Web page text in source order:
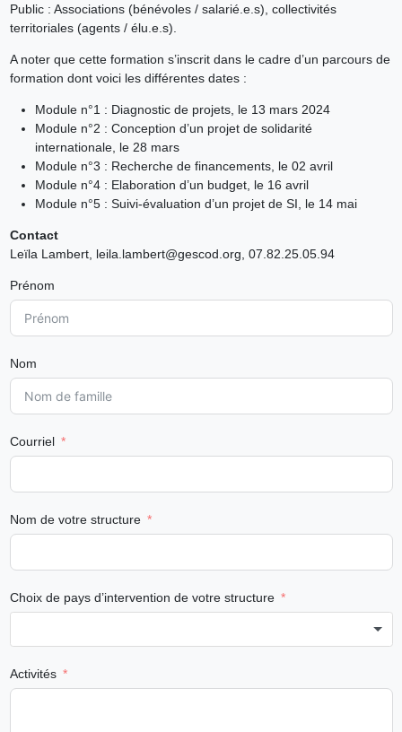
Public : Associations (bénévoles / salarié.e.s), collectivités
territoriales (agents / élu.e.s).
A noter que cette formation s’inscrit dans le cadre d’un parcours de
formation dont voici les différentes dates :
Module n°1 : Diagnostic de projets, le 13 mars 2024
Module n°2 : Conception d’un projet de solidarité
internationale, le 28 mars
Module n°3 : Recherche de financements, le 02 avril
Module n°4 : Elaboration d’un budget, le 16 avril
Module n°5 : Suivi-évaluation d’un projet de SI, le 14 mai
Contact
Leïla Lambert, leila.lambert@gescod.org, 07.82.25.05.94
Prénom
Nom
Courriel
Nom de votre structure
Choix de pays d’intervention de votre structure
Activités